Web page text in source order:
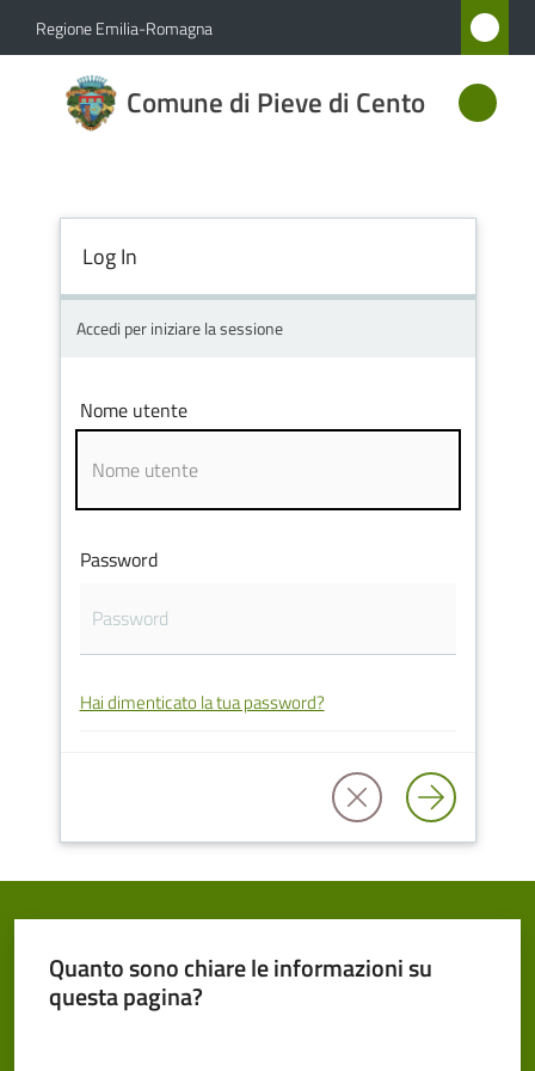
Vai al contenuto
Vai alla navigazione
Vai al footer
Regione Emilia-Romagna
Comune di Pieve di Cento
Comune
di Pieve
Amministrazione
Novità
Servizi
Cento
Amministrazione
argomenti...
Seguici
Log In
Accedi per iniziare la sessione
Nome utente
Password
Hai dimenticato la tua password?
Quanto sono chiare le informazioni su
questa pagina?